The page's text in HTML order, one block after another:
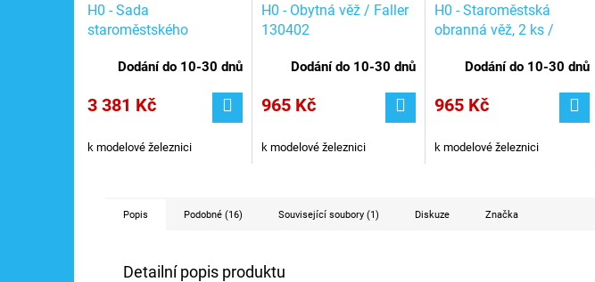
H0 - Sada
staroměstského
130401Dodání do 10-30 dnů
3 381 Kč
k modelové železnici
H0 - Obytná věž / Faller
130402
Dodání do 10-30 dnů
965 Kč
k modelové železnici
H0 - Staroměstská
obranná věž, 2 ks /
Dodání do 10-30 dnů
965 Kč
k modelové železnici
Popis Podobné (16) Související soubory (1) Diskuze Značka
Detailní popis produktu